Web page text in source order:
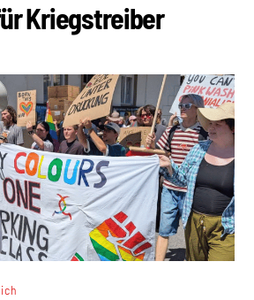
Kriegstreiber